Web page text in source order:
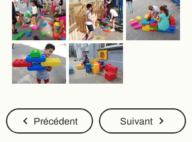
Précédent Suivant